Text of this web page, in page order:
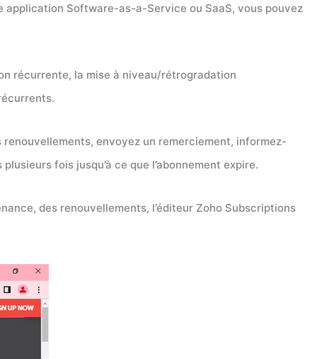
Software-as-a-Service ou SaaS, vous pouvez
récurrente, la mise à niveau/rétrogradation
envoyez un remerciement, informez-
fois jusqu’à ce que l’abonnement expire.
des renouvellements, l’éditeur Zoho Subscriptions